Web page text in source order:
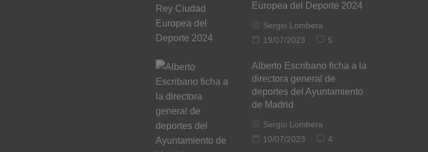
Europea del Deporte 2024
Sergio Lombera
19/07/2023
5
Alberto Escribano ficha a la
directora general de
deportes del Ayuntamiento
de Madrid
Sergio Lombera
10/07/2023
4